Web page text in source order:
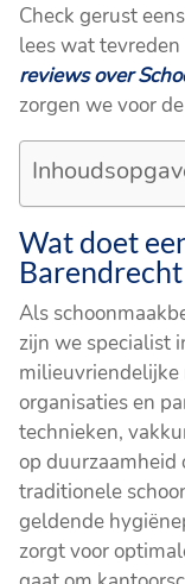
Check gerust
lees wat
reviews over
zorgen we voor
Wat doet
Als
zijn we specialist
milieuvriendelijke
organisaties en
technieken,
op duurzaamheid
traditionele
geldende
zorgt voor